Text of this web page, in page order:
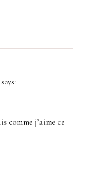
says:
comme j’aime ce